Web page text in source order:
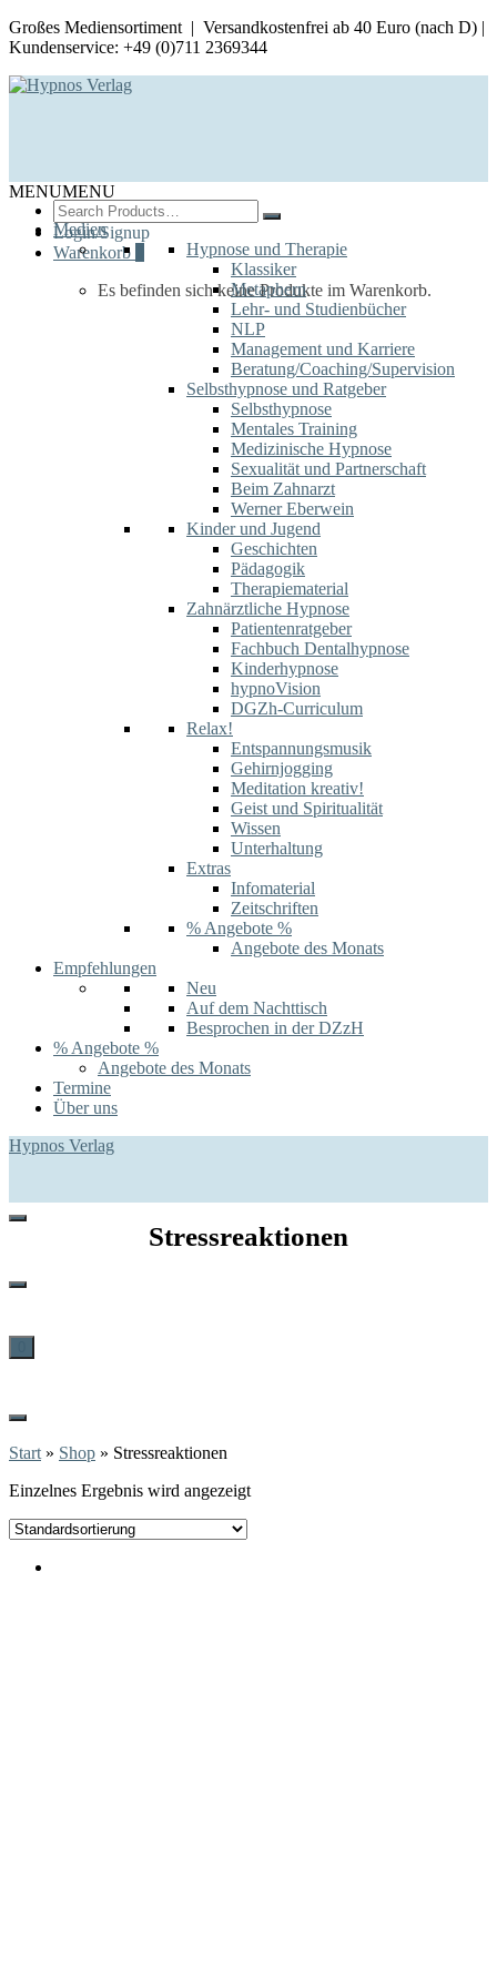
Großes Mediensortiment | Versandkostenfrei ab 40 Euro (nach D) |
Kundenservice: +49 (0)711 2369344
Search
for:
Login/Signup
Warenkorb
Es befinden sich keine Produkte im Warenkorb.
MENUMENU
Medien
Hypnose und Therapie
Klassiker
Metaphern
Lehr- und Studienbücher
NLP
Management und Karriere
Beratung/Coaching/Supervision
Selbsthypnose und Ratgeber
Selbsthypnose
Mentales Training
Medizinische Hypnose
Sexualität und Partnerschaft
Beim Zahnarzt
Werner Eberwein
Kinder und Jugend
Geschichten
Pädagogik
Therapiematerial
Zahnärztliche Hypnose
Patientenratgeber
Fachbuch Dentalhypnose
Kinderhypnose
hypnoVision
DGZh-Curriculum
Relax!
Entspannungsmusik
Gehirnjogging
Meditation kreativ!
Geist und Spiritualität
Wissen
Unterhaltung
Extras
Infomaterial
Zeitschriften
% Angebote %
Angebote des Monats
Empfehlungen
Neu
Auf dem Nachttisch
Besprochen in der DZzH
% Angebote %
Angebote des Monats
Termine
Über uns
Hypnos Verlag
Stressreaktionen
Start » Shop » Stressreaktionen
Einzelnes Ergebnis wird angezeigt